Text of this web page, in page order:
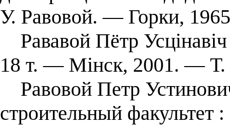
У. Равовой. — Горки,
Рававой Пётр
18 т. — Мінск, 2001. —
Равовой Петр
строительный факультет